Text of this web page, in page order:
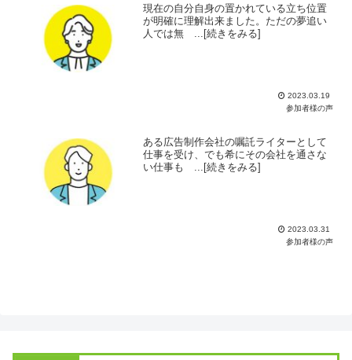
現在の自分自身の置かれている立ち位置
が明確に理解出来ました。ただの夢追い
人では無 ...[続きをみる]
2023.03.19
参加者様の声
ある広告制作会社の嘱託ライターとして
仕事を受け、でも希にその会社を通さな
い仕事も ...[続きをみる]
2023.03.31
参加者様の声